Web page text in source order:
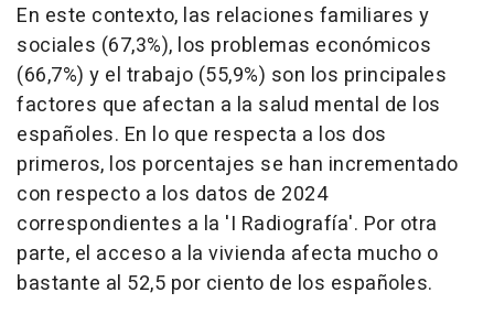
En este contexto, las relaciones familiares y
sociales (67,3%), los problemas económicos
(66,7%) y el trabajo (55,9%) son los principales
factores que afectan a la salud mental de los
españoles. En lo que respecta a los dos
primeros, los porcentajes se han incrementado
con respecto a los datos de 2024
correspondientes a la 'I Radiografía'. Por otra
parte, el acceso a la vivienda afecta mucho o
bastante al 52,5 por ciento de los españoles.